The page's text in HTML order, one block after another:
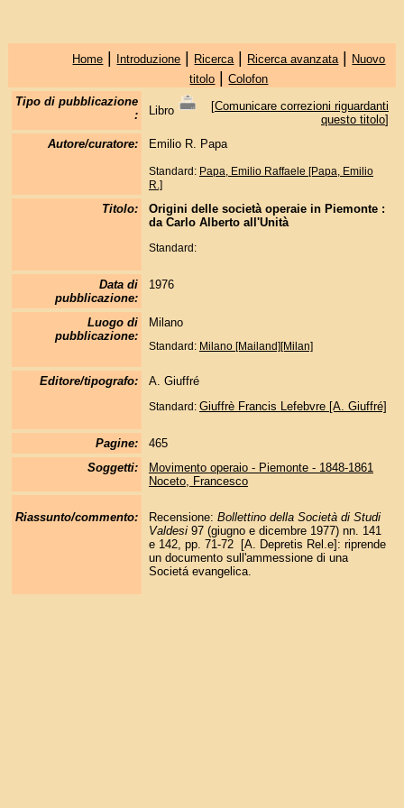
Home | Introduzione | Ricerca | Ricerca avanzata | Nuovo
titolo |Colofon
Tipo di pubblicazione
:
Libro [Comunicare correzioni riguardanti
questo titolo]
Autore/curatore:
Emilio R. Papa
Standard: Papa, Emilio Raffaele [Papa, Emilio
R.]
Titolo:
Origini delle società operaie in Piemonte :
da Carlo Alberto all'Unità
Standard:
Data di
pubblicazione:
1976
Luogo di
pubblicazione:
Milano
Standard: Milano [Mailand][Milan]
Editore/tipografo: A. Giuffré
Standard: Giuffrè Francis Lefebvre [A. Giuffré]
Pagine:
465
Soggetti:
Movimento operaio - Piemonte - 1848-1861
Noceto, Francesco
Riassunto/commento: Recensione: Bollettino della Società di Studi
Valdesi 97 (giugno e dicembre 1977) nn. 141
e 142, pp. 71-72 [A. Depretis Rel.e]: riprende
un documento sull'ammessione di una
Societá evangelica.